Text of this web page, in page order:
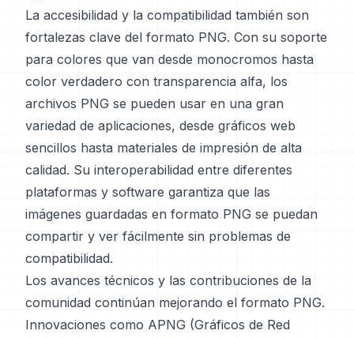
La accesibilidad y la compatibilidad también son
fortalezas clave del formato PNG. Con su soporte
para colores que van desde monocromos hasta
color verdadero con transparencia alfa, los
archivos PNG se pueden usar en una gran
variedad de aplicaciones, desde gráficos web
sencillos hasta materiales de impresión de alta
calidad. Su interoperabilidad entre diferentes
plataformas y software garantiza que las
imágenes guardadas en formato PNG se puedan
compartir y ver fácilmente sin problemas de
compatibilidad.
Los avances técnicos y las contribuciones de la
comunidad continúan mejorando el formato PNG.
Innovaciones como APNG (Gráficos de Red